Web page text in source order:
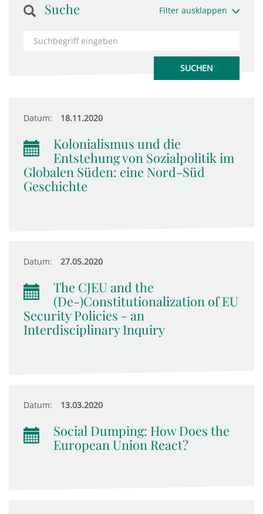
Suche Filter ausklappen
Datum: 18.11.2020
Kolonialismus und die
Entstehung von Sozialpolitik im
Globalen Süden: eine Nord-Süd
Geschichte
Datum: 27.05.2020
The CJEU and the
(De-)Constitutionalization of EU
Security Policies - an
Interdisciplinary Inquiry
Datum: 13.03.2020
Social Dumping: How Does the
European Union React?